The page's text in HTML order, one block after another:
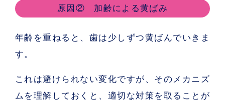
原因② 加齢による黄ばみ
年齢を重ねると、歯は少しずつ黄ばんでいきま
す。
これは避けられない変化ですが、そのメカニズ
ムを理解しておくと、適切な対策を取ることが